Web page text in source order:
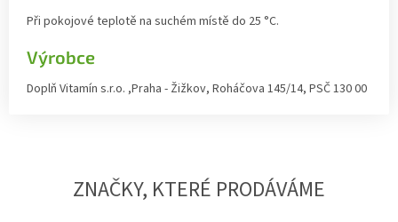
Při pokojové teplotě na suchém místě do 25 °C.
Výrobce
Doplň Vitamín s.r.o. ,Praha - Žižkov, Roháčova 145/14, PSČ 130 00
ZNAČKY, KTERÉ PRODÁVÁME